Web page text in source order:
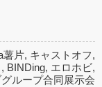
薯片, キャストオフ,
, BINDing, エロホビ,
ループ合同展示会